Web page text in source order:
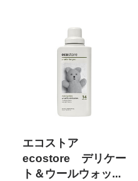
エコストア
ecostore デリケー
ト＆ウールウォッ...